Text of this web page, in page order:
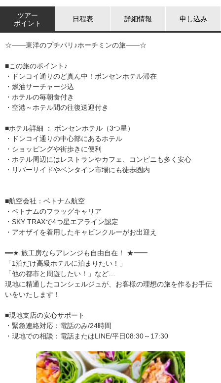
ツアー
ポイント
日程表 詳細情報 申し込み
☆――東洋のプチパリ♪ホーチミンの旅――☆
■この旅のポイント♪
・ドンコイ通りのど真ん中！ボンセンホテル滞在
・燃油サーチャージ込
・ホテルの毎朝食付き
・空港～ホテル間の往復送迎付き
■ホテル詳細 ： ボンセンホテル（3つ星）
・ドンコイ通りの中心部にあるホテル
・ショッピングや街歩きに便利
・ホテル周辺にはレストランやカフェ、コンビニも多く安心
・リバーサイドやベンタイン市場にも徒歩圏内
■航空会社：ベトナム航空
・ベトナムのフラッグキャリア
・SKY TRAXで4つ星エアライン認定
・アオザイを着用したキャビンクルーがお出迎え
━━★ 旅工房ならアレンジも自由自在！ ★━━
「1泊だけ高級ホテルに泊まりたい！」
「他の都市と周遊したい！」など…
現地に精通したコンシェルジュが、お客様の理想の旅を作るお手伝
いをいたします！
■現地支店の安心サポート
・緊急連絡対応：電話のみ/24時間
・現地での相談：電話またはLINE/平日08:30～17:30